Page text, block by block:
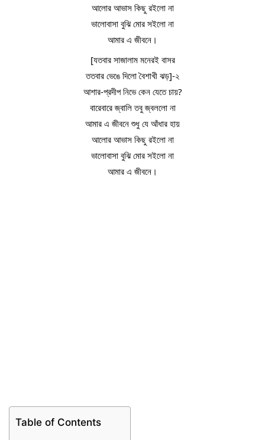
আলোর আভাস কিছু রইলো না
ভালোবাসা বুঝি মোর সইলো না
আমার এ জীবনে।
[যতবার সাজালাম মনেরই বাসর
ততবার ভেঙে দিলো বৈশাখী ঝড়]-২
আশার-প্রদীপ নিভে কেন যেতে চায়?
বারেবারে জ্বালি তবু জ্বললো না
আমার এ জীবনে শুধু যে আঁধার হায়
আলোর আভাস কিছু রইলো না
ভালোবাসা বুঝি মোর সইলো না
আমার এ জীবনে।
Table of Contents